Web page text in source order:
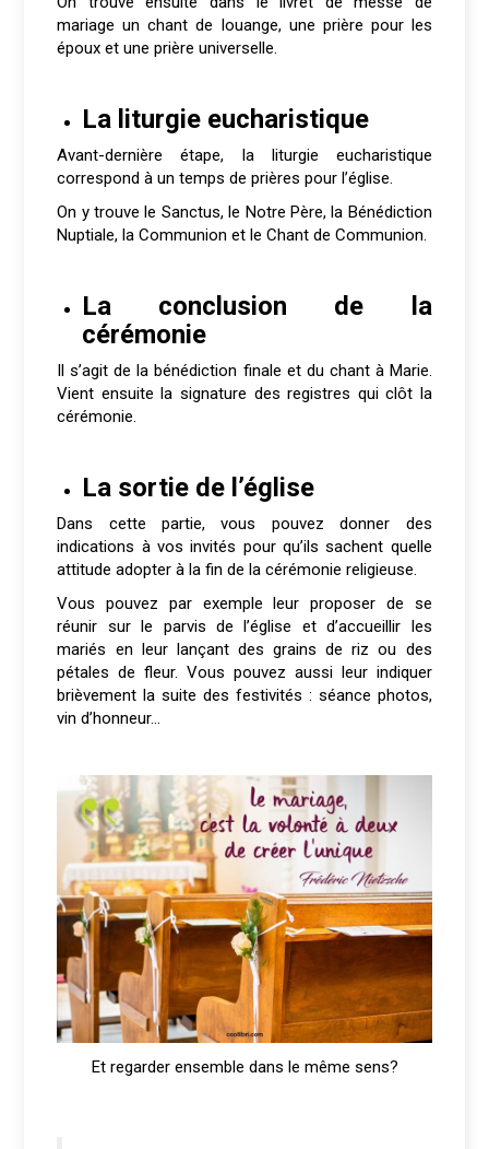
mariage un chant de louange, une prière pour les
époux et une prière universelle.
La liturgie eucharistique
Avant-dernière étape, la liturgie eucharistique
correspond à un temps de prières pour l’église.
On y trouve le Sanctus, le Notre Père, la Bénédiction
Nuptiale, la Communion et le Chant de Communion.
La conclusion de la
cérémonie
Il s’agit de la bénédiction finale et du chant à Marie.
Vient ensuite la signature des registres qui clôt la
cérémonie.
La sortie de l’église
Dans cette partie, vous pouvez donner des
indications à vos invités pour qu’ils sachent quelle
attitude adopter à la fin de la cérémonie religieuse.
Vous pouvez par exemple leur proposer de se
réunir sur le parvis de l’église et d’accueillir les
mariés en leur lançant des grains de riz ou des
pétales de fleur. Vous pouvez aussi leur indiquer
brièvement la suite des festivités : séance photos,
vin d’honneur…
Et regarder ensemble dans le même sens?